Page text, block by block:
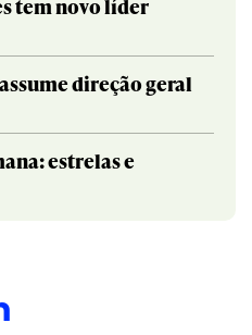
tem novo líder
direção geral
estrelas e